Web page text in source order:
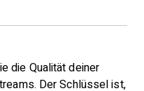
die Qualität deiner
Der Schlüssel ist,